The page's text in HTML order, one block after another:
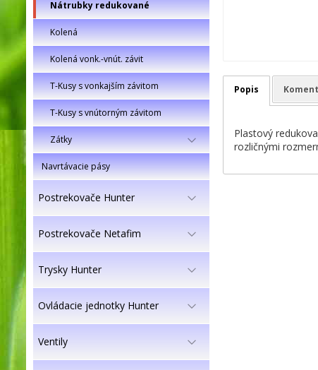
Nátrubky redukované
Kolená
Kolená vonk.-vnút. závit
T-Kusy s vonkajším závitom
T-Kusy s vnútorným závitom
Zátky
Navrtávacie pásy
Postrekovače Hunter
Postrekovače Netafim
Trysky Hunter
Ovládacie jednotky Hunter
Ventily
Popis
Plastový
rozličnými